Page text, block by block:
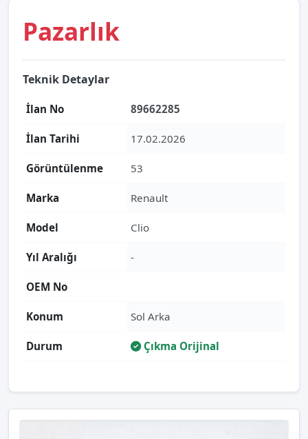
Pazarlık
Teknik Detaylar
İlan No 89662285
İlan Tarihi 17.02.2026
Görüntülenme 53
Marka Renault
Model Clio
Yıl Aralığı -
OEM No
Konum Sol Arka
Durum Çıkma Orijinal